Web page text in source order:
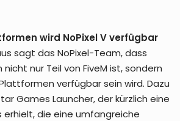
wird NoPixel V verfügbar
sagt das NoPixel-Team, dass
nur Teil von FiveM ist, sondern
verfügbar sein wird. Dazu
Games Launcher, der kürzlich eine
erhielt, die eine umfangreiche